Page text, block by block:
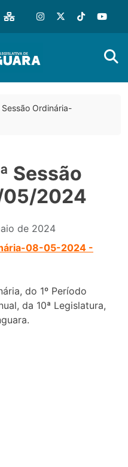
Ordinária-
Sessão
2024
de 2024
08-05-2024 -
do 1º Período
da 10ª Legislatura,